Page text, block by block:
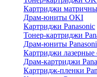
Картриджи
Драм-юниты OKI
Картриджи Panasonic
Тонер-картриджи
Драм-юниты
Картриджи лазерные
Драм-картриджи
Картридж-пленки